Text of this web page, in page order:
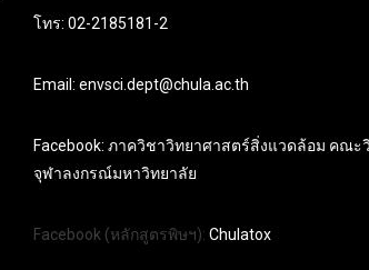
โทร: 02-2185181-2
Email: envsci.dept@chula.ac.th
Facebook: ภาควิชาวิทยาศาสตร์สิ่งแวดล้อม คณะ
จุฬาลงกรณ์มหาวิทยาลัย
Facebook (หลักสูตรพิษฯ): Chulatox